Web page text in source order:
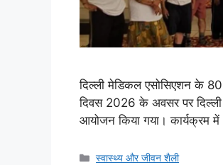
दिल्ली मेडिकल एसोसिएशन के
दिवस 2026 के अवसर पर दिल्ली
आयोजन किया गया। कार्यक्रम
स्वास्थ्य और जीवन शैली